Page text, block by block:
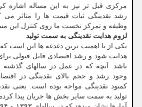
مرکزی قبل تر نیز به این مساله اشاره
رشد نقدینگی ثبات قیمت ها را متاثر
وظیفه و تمرکز نخست ما روی کنترل این
لزوم هدایت نقدینگی به سمت تولید
یکی از با اهمیت ترین دغدغه ها این است
هدایت شود و رشد اقتصادی قابل قبولی
باشد. آنچه که در عمل در سالهای گذشته
وجود رشد و حجم بالای نقدینگی در
کمبود نقدینگی مواجه بوده است. یعنی
تولید به سمت سایر بخش ها جریان پیدا